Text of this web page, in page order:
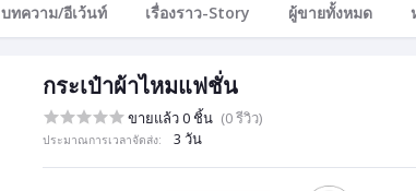
บทความ/อีเว้นท์ เรื่องราว-Story ผู้ขายทั้งหมด
กระเป๋าผ้าไหมแฟชั่น
ขายแล้ว 0 ชิ้น (0 รีวิว)
ประมาณการเวลาจัดส่ง: 3 วัน